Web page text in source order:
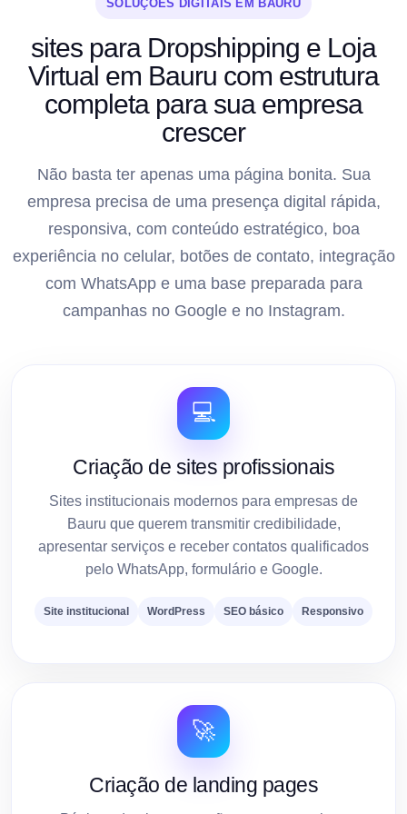
SOLUÇÕES DIGITAIS EM BAURU
sites para Dropshipping e Loja
Virtual em Bauru com estrutura
completa para sua empresa
crescer
Não basta ter apenas uma página bonita. Sua
empresa precisa de uma presença digital rápida,
responsiva, com conteúdo estratégico, boa
experiência no celular, botões de contato, integração
com WhatsApp e uma base preparada para
campanhas no Google e no Instagram.
💻
Criação de sites profissionais
Sites institucionais modernos para empresas de
Bauru que querem transmitir credibilidade,
apresentar serviços e receber contatos qualificados
pelo WhatsApp, formulário e Google.
Site institucional WordPress SEO básico Responsivo
🚀
Criação de landing pages